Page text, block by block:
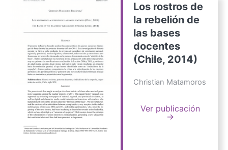
Los rostros de
la rebelión de
las bases
docentes
(Chile, 2014)
Christian Matamoros
Ver publicación
→